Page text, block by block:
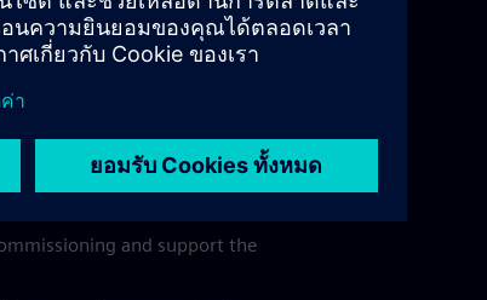
autonomously without
autonomous automation (like
flexible commissioning.
and support the